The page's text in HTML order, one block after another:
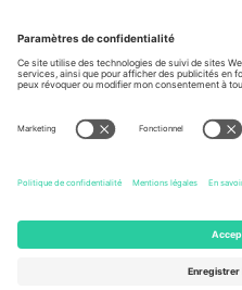
À propos de
Imprimer